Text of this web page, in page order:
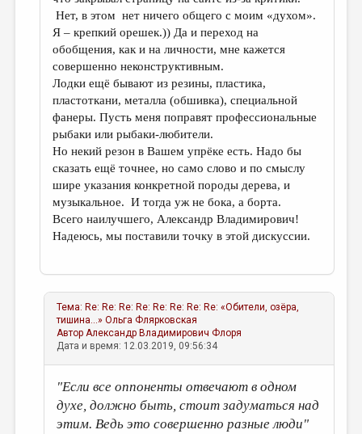
Нет, в этом нет ничего общего с моим «духом».
Я – крепкий орешек.)) Да и переход на
обобщения, как и на личности, мне кажется
совершенно неконструктивным.
Лодки ещё бывают из резины, пластика,
пластоткани, металла (обшивка), специальной
фанеры. Пусть меня поправят профессиональные
рыбаки или рыбаки-любители.
Но некий резон в Вашем упрёке есть. Надо бы
сказать ещё точнее, но само слово и по смыслу
шире указания конкретной породы дерева, и
музыкальное. И тогда уж не бока, а борта.
Всего наилучшего, Александр Владимирович!
Надеюсь, мы поставили точку в этой дискуссии.
Тема: Re: Re: Re: Re: Re: Re: Re: Re: «Обители, озёра,
тишина...» Ольга Флярковская
АвторАлександр Владимирович Флоря
Дата и время: 12.03.2019, 09:56:34
"Если все оппоненты отвечают в одном
духе, должно быть, стоит задуматься над
этим. Ведь это совершенно разные люди"